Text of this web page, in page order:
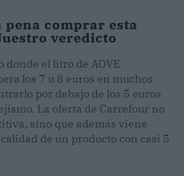
pena comprar esta
veredicto
donde el litro de AOVE
los 7 u 8 euros en muchos
por debajo de los 5 euros
La oferta de Carrefour no
sino que además viene
de un producto con casi 5